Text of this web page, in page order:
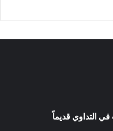
في التداوي قديماً